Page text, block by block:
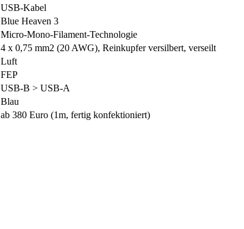
USB-Kabel
Blue Heaven 3
Micro-Mono-Filament-Technologie
4 x 0,75 mm2 (20 AWG), Reinkupfer versilbert, verseilt
Luft
FEP
USB-B > USB-A
Blau
ab 380 Euro (1m, fertig konfektioniert)